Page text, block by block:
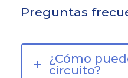
Preguntas
¿Cómo
circuito?